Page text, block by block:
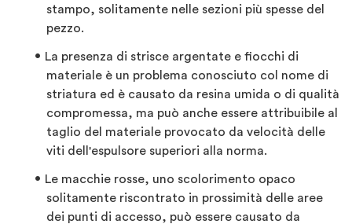
stampo, solitamente nelle sezioni più spesse del
pezzo.
La presenza di strisce argentate e fiocchi di
materiale è un problema conosciuto col nome di
striatura ed è causato da resina umida o di qualità
compromessa, ma può anche essere attribuibile al
taglio del materiale provocato da velocità delle
viti dell'espulsore superiori alla norma.
Le macchie rosse, uno scolorimento opaco
solitamente riscontrato in prossimità delle aree
dei punti di accesso, può essere causato da